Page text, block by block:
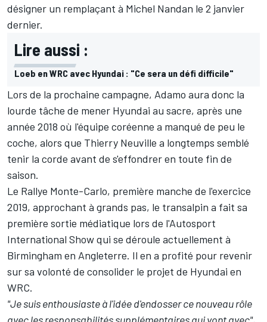
désigner un remplaçant à Michel Nandan le 2 janvier
dernier.
Lire aussi :
Loeb en WRC avec Hyundai : "Ce sera un défi difficile"
Lors de la prochaine campagne, Adamo aura donc la
lourde tâche de mener Hyundai au sacre, après une
année 2018 où l'équipe coréenne a manqué de peu le
coche, alors que Thierry Neuville a longtemps semblé
tenir la corde avant de s'effondrer en toute fin de
saison.
Le Rallye Monte-Carlo, première manche de l'exercice
2019, approchant à grands pas, le transalpin a fait sa
première sortie médiatique lors de l'Autosport
International Show qui se déroule actuellement à
Birmingham en Angleterre. Il en a profité pour revenir
sur sa volonté de consolider le projet de Hyundai en
WRC.
"Je suis enthousiaste à l'idée d'endosser ce nouveau rôle